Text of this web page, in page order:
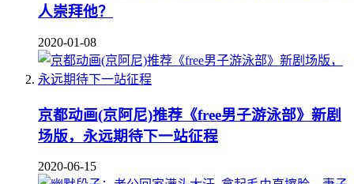
人崇拜他？
2020-01-08
京都动画(京阿尼)推荐《free男子游泳部》新剧
场版，永远期待下一站征程
2020-06-15